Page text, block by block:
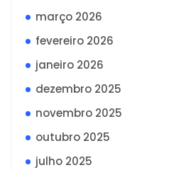
março 2026
fevereiro 2026
janeiro 2026
dezembro 2025
novembro 2025
outubro 2025
julho 2025